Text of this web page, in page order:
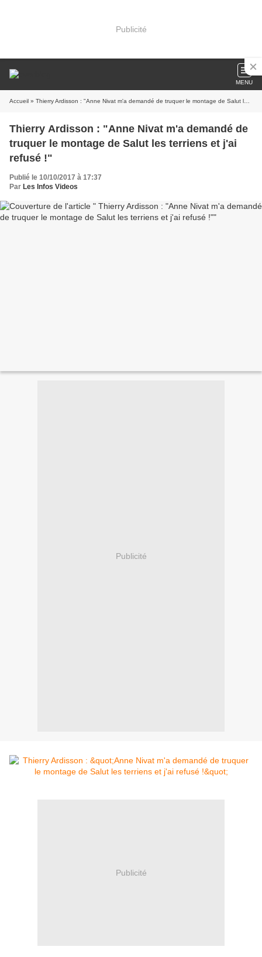
Publicité
MENU
Accueil » Thierry Ardisson : "Anne Nivat m'a demandé de truquer le montage de Salut les terriens et j'ai refusé !"
Thierry Ardisson : "Anne Nivat m'a demandé de
truquer le montage de Salut les terriens et j'ai
refusé !"
Publié le 10/10/2017 à 17:37
Par Les Infos Videos
Publicité
Publicité